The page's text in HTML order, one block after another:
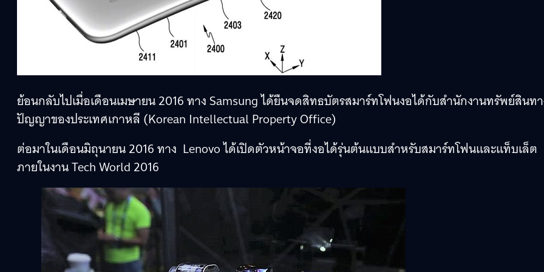
ย้อนกลับไปเมื่อเดือนเมษายน 2016 ทาง Samsung ได้ยืนจดสิทธบัตรสมาร์ทโฟนงอได้กับสำนักงานทรัพย์สินท
ปัญญาของประเทศเกาหลี (Korean Intellectual Property Office)
ต่อมาในเดือนมิถุนายน 2016 ทาง Lenovo ได้เปิดตัวหน้าจอที่งอได้รุ่นต้นแบบสำหรับสมาร์ทโฟนและแท็บเล็ต
ภายในงาน Tech World 2016